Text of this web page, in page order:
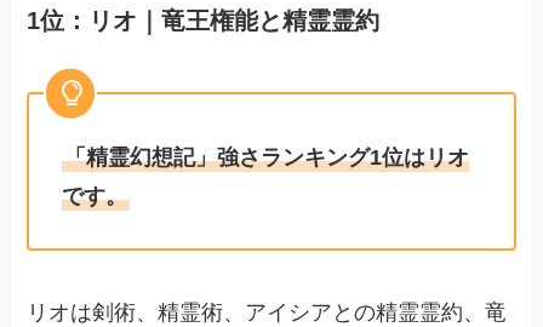
1位：リオ｜竜王権能と精霊霊約
「精霊幻想記」強さランキング1位はリオ
です。
リオは剣術、精霊術、アイシアとの精霊霊約、竜